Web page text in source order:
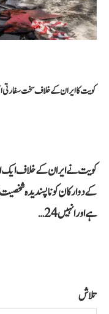
کویت نے ایران کے خلاف ایک
ہے اور انہیں 24…
تلاش